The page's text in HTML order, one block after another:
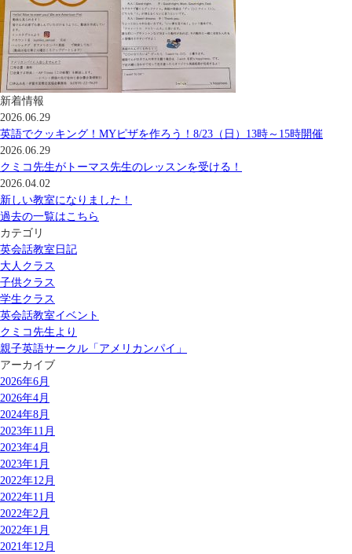
新着情報
2026.06.29
英語でクッキング！MYピザを作ろう！8/23（日）13時～15時開催
2026.06.29
クミコ先生がトーマス先生のレッスンを受ける！
2026.04.02
新しい教室になりました！
過去の一覧はこちら
カテゴリ
英会話教室日記
大人クラス
子供クラス
学生クラス
英会話教室イベント
クミコ先生より
親子英語サークル「アメリカンパイ」
アーカイブ
2026年6月
2026年4月
2024年8月
2023年11月
2023年4月
2023年1月
2022年12月
2022年11月
2022年2月
2022年1月
2021年12月